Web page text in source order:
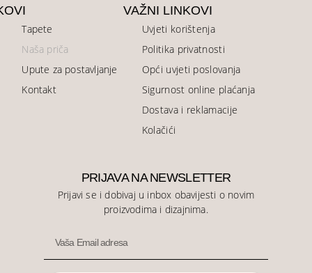
Tapete
Naša priča
Upute za postavljanje
Kontakt
VAŽNI LINKOVI
Uvjeti korištenja
Politika privatnosti
Opći uvjeti poslovanja
Sigurnost online plaćanja
Dostava i reklamacije
Kolačići
PRIJAVA NA NEWSLETTER
Prijavi se i dobivaj u inbox obavijesti o novim
proizvodima i dizajnima.